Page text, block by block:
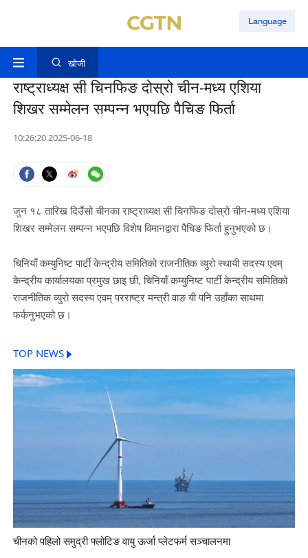
Language
खोजी
राष्ट्राध्यक्ष सी चिनफिङ दोस्रो चीन-मध्य एशिया
शिखर सम्मेलन सम्पन्न भएपछि पैचिङ फिर्ता
10:26:20 2025-06-18
जुन १८ तारिख दिउँसो चीनका राष्ट्राध्यक्ष सी चिनफिङ दोस्रो चीन-मध्य एशिया
शिखर सम्मेलन सम्पन्न भएपछि विशेष विमानद्वारा पैचिङ फिर्ता हुनुभएको छ।
चिनियाँ कम्युनिष्ट पार्टी केन्द्रीय समितिको राजनीतिक व्युरो स्थायी सदस्य एवम्
केन्द्रीय कार्यालयका प्रमुख छाइ छी, चिनियाँ कम्युनिष्ट पार्टी केन्द्रीय समितिको
राजनीतिक व्युरो सदस्य एवम् परराष्ट्र मन्त्री वाङ यी पनि उहाँका साथमा
फर्कनुभएको छ।
TOP NEWS
चीनको पहिलो समुद्री फ्लोटिङ वायु ऊर्जा प्लेटफर्म सञ्चालनमा